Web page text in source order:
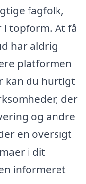
fagfolk,
i topform. At få
har aldrig
platformen
kan du hurtigt
der
og andre
en oversigt
i dit
informeret